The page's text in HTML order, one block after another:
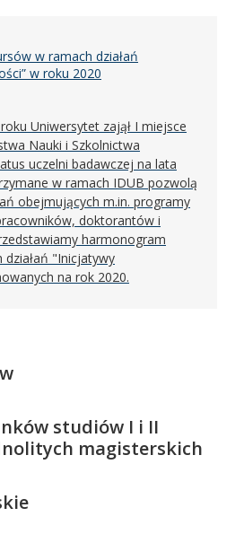
w ramach działań
w roku 2020
Uniwersytet zajął I miejsce
Nauki i Szkolnictwa
uczelni badawczej na lata
w ramach IDUB pozwolą
obejmujących m.in. programy
doktorantów i
harmonogram
"Inicjatywy
na rok 2020.
studiów I i II
magisterskich